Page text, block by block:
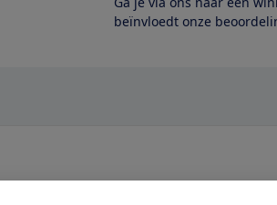
beïnvloedt onze